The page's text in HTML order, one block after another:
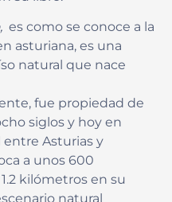
es como se conoce a la
asturiana, es una
natural que nace
fue propiedad de
siglos y hoy en
Asturias y
a unos 600
kilómetros en su
natural